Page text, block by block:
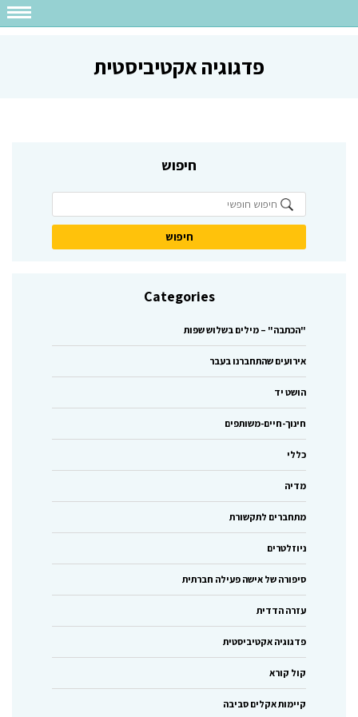
פדגוגיה אקטיביסטית
חיפוש
Categories
"הכתבה" – מילים בשלוש שפות
אירועים שהתחברנו בעבר
הושט יד
חינוך-חיים-משותפים
כללי
מדיה
מתחברים לתקשורת
ניוזלטרים
סיפורה של אישה פעילה חברתית
עזרה הדדית
פדגוגיה אקטיביסטית
קול קורא
קיימות אקלים סביבה